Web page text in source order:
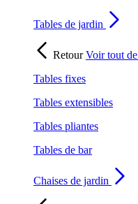
Tables de jardin
RetourVoir tout de
Tables fixes
Tables extensibles
Tables pliantes
Tables de bar
Chaises de jardin